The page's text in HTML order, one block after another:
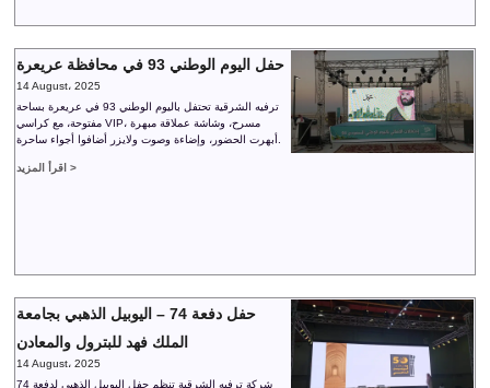
حفل اليوم الوطني 93 في محافظة عريعرة
14 August، 2025
ترفيه الشرقية تحتفل باليوم الوطني 93 في عريعرة بساحة
مفتوحة، مع كراسي VIP، مسرح، وشاشة عملاقة مبهرة
اقرأ المزيد >
حفل دفعة 74 – اليوبيل الذهبي بجامعة
الملك فهد للبترول والمعادن
14 August، 2025
شركة ترفيه الشرقية تنظم حفل اليوبيل الذهبي لدفعة 74